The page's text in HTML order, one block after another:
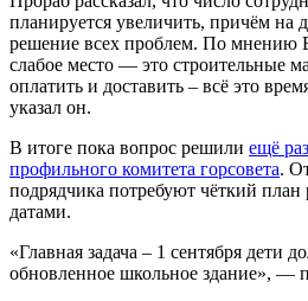
планируется увеличить, причём на
решение всех проблем. По мнению
слабое место — это строительные
оплатить и доставить – всё это
указал он.
В итоге пока вопрос решили ещё
профильного комитета горсовета.
подрядчика потребуют чёткий план
датами.
«Главная задача – 1 сентября дети
обновленное школьное здание», —